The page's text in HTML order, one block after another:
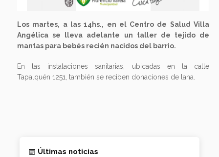
Los martes, a las 14hs., en el Centro de Salud Villa
Angélica se lleva adelante un taller de tejido de
mantas para bebés recién nacidos del barrio.
En las instalaciones sanitarias, ubicadas en la calle
Tapalquén 1251, también se reciben donaciones de lana.
Últimas noticias